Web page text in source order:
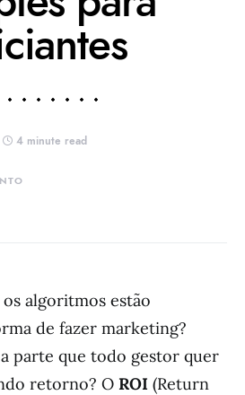
4 minute read
algoritmos estão
de fazer marketing?
parte que todo gestor quer
retorno? O ROI (Return